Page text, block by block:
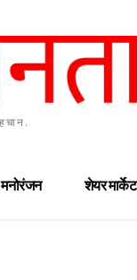
मनोरंजन शेयर मार्केट